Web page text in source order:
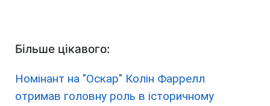
Більше цікавого:
Номінант на "Оскар" Колін Фаррелл
отримав головну роль в історичному